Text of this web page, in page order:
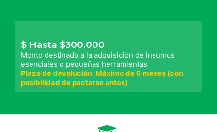
$ Hasta $300.000
Monto destinado a la adquisición de insumos
esenciales o pequeñas herramientas
Plazo de devolución: Máximo de 6 meses (con
posibilidad de pactarse antes)